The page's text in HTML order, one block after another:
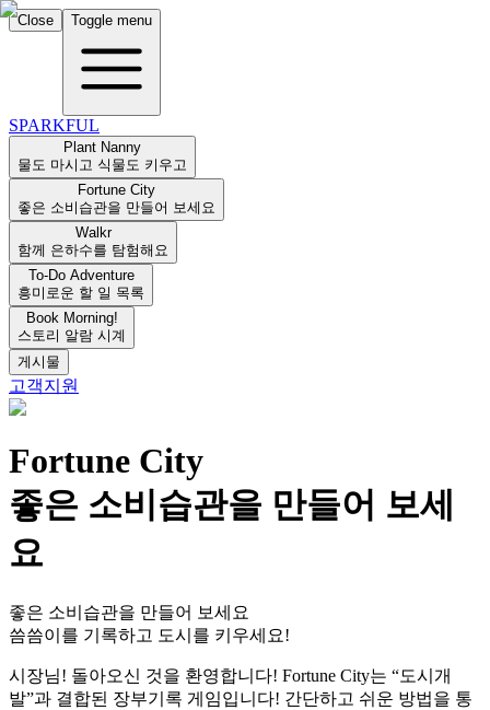
Close Toggle menu
SPARKFUL
Plant Nanny
물도 마시고 식물도 키우고
Fortune City
좋은 소비습관을 만들어 보세요
Walkr
함께 은하수를 탐험해요
To-Do Adventure
흥미로운 할 일 목록
Book Morning!
스토리 알람 시계
게시물
고객지원
Fortune City
좋은 소비습관을 만들어 보세
요
좋은 소비습관을 만들어 보세요
씀씀이를 기록하고 도시를 키우세요!
시장님! 돌아오신 것을 환영합니다! Fortune City는 “도시개
발”과 결합된 장부기록 게임입니다! 간단하고 쉬운 방법을 통